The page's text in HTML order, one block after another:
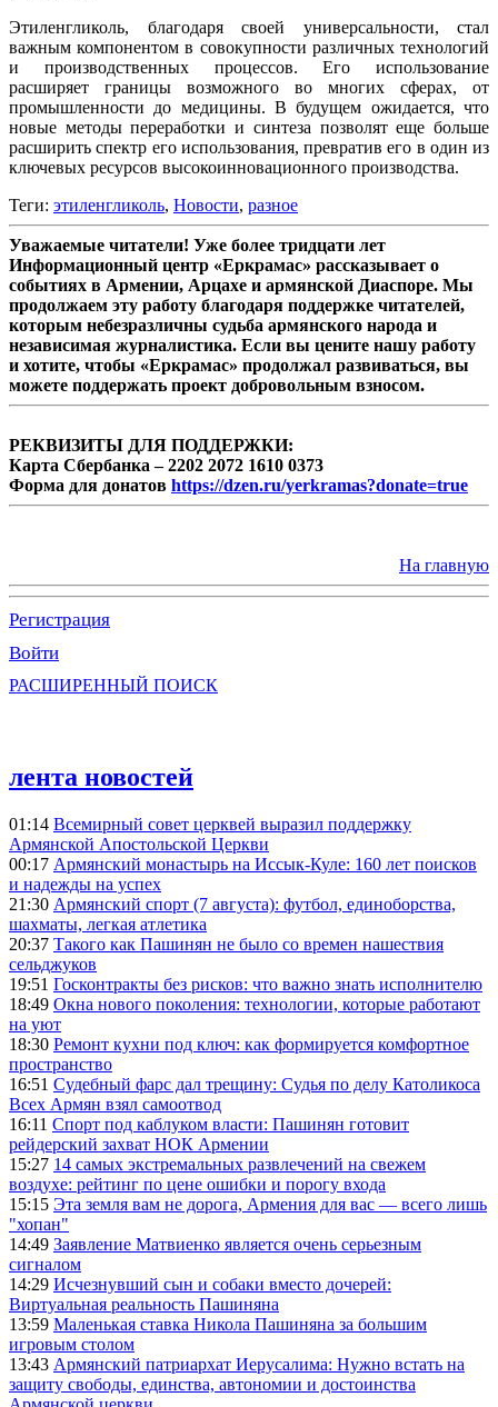
Этиленгликоль, благодаря своей универсальности, стал
важным компонентом в совокупности различных технологий
и производственных процессов. Его использование
расширяет границы возможного во многих сферах, от
промышленности до медицины. В будущем ожидается, что
новые методы переработки и синтеза позволят еще больше
расширить спектр его использования, превратив его в один из
ключевых ресурсов высокоинновационного производства.
Теги: ​этиленгликоль, Новости, разное
Уважаемые читатели! Уже более тридцати лет
Информационный центр «Еркрамас» рассказывает о
событиях в Армении, Арцахе и армянской Диаспоре. Мы
продолжаем эту работу благодаря поддержке читателей,
которым небезразличны судьба армянского народа и
независимая журналистика. Если вы цените нашу работу
и хотите, чтобы «Еркрамас» продолжал развиваться, вы
можете поддержать проект добровольным взносом.
РЕКВИЗИТЫ ДЛЯ ПОДДЕРЖКИ:
Карта Сбербанка – 2202 2072 1610 0373
Форма для донатов https://dzen.ru/yerkramas?donate=true
На главную
Регистрация
Войти
РАСШИРЕННЫЙ ПОИСК
лента новостей
01:14 Всемирный совет церквей выразил поддержку
Армянской Апостольской Церкви
00:17 Армянский монастырь на Иссык-Куле: 160 лет поисков
и надежды на успех
21:30 Армянский спорт (7 августа): футбол, единоборства,
шахматы, легкая атлетика
20:37 Такого как Пашинян не было со времен нашествия
сельджуков
19:51 Госконтракты без рисков: что важно знать исполнителю
18:49 Окна нового поколения: технологии, которые работают
на уют
18:30 Ремонт кухни под ключ: как формируется комфортное
пространство
16:51 Судебный фарс дал трещину: Судья по делу Католикоса
Всех Армян взял самоотвод
16:11 Спорт под каблуком власти: Пашинян готовит
рейдерский захват НОК Армении
15:27 14 самых экстремальных развлечений на свежем
воздухе: рейтинг по цене ошибки и порогу входа
15:15 Эта земля вам не дорога, Армения для вас — всего лишь
"хопан"
14:49 Заявление Матвиенко является очень серьезным
сигналом
14:29 Исчезнувший сын и собаки вместо дочерей:
Виртуальная реальность Пашиняна
13:59 Маленькая ставка Никола Пашиняна за большим
игровым столом
13:43 Армянский патриархат Иерусалима: Нужно встать на
защиту свободы, единства, автономии и достоинства